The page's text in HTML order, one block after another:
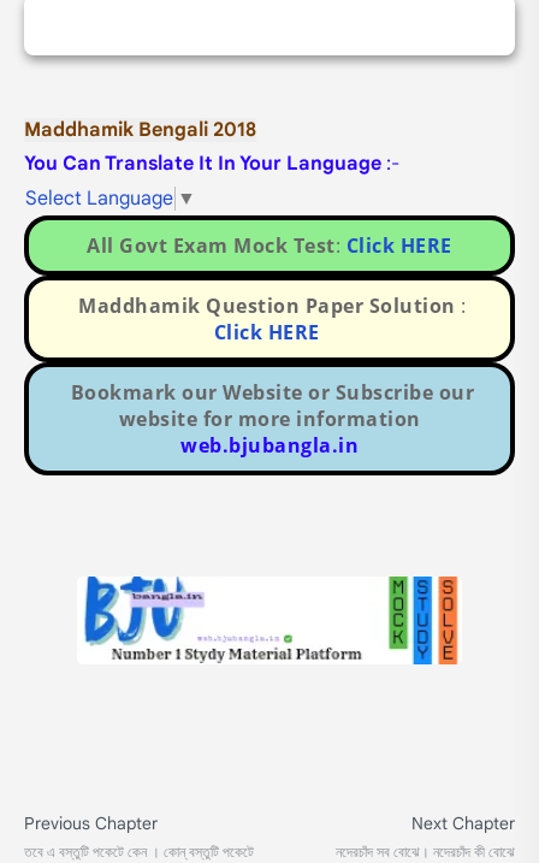
Maddhamik Bengali 2018
You Can Translate It In Your Language :-
Select Language ▼
All Govt Exam Mock Test: Click HERE
Maddhamik Question Paper Solution :
Click HERE
Bookmark our Website or Subscribe our
website for more information
web.bjubangla.in